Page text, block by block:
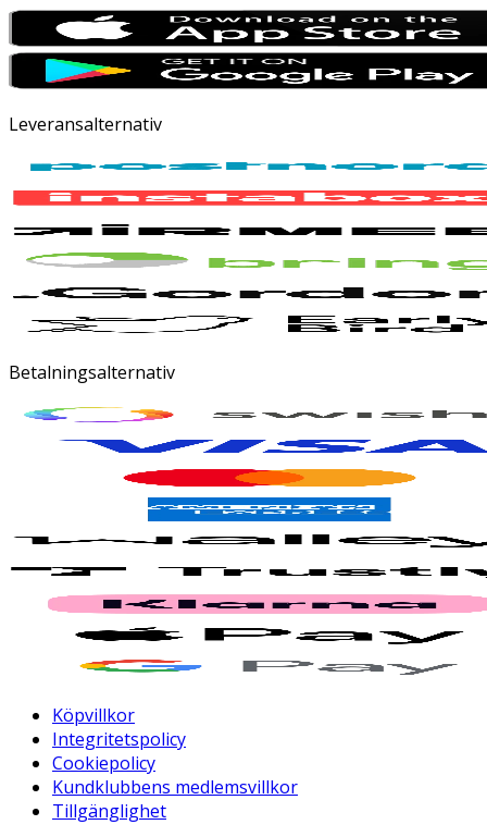
Leveransalternativ
Betalningsalternativ
Köpvillkor
Integritetspolicy
Cookiepolicy
Kundklubbens medlemsvillkor
Tillgänglighet